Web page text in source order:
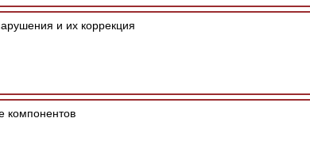
и их коррекция
компонентов